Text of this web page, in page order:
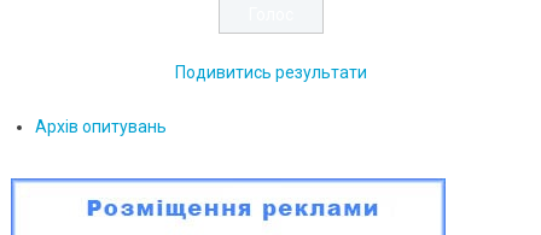
Подивитись результати
Архів опитувань